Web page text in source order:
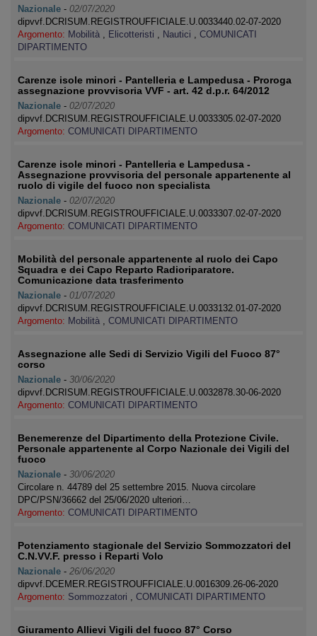
Nazionale - 02/07/2020
dipvvf.DCRISUM.REGISTROUFFICIALE.U.0033440.02-07-2020
Argomento: Mobilità , Elicotteristi , Nautici , COMUNICATI
DIPARTIMENTO
Carenze isole minori - Pantelleria e Lampedusa - Proroga
assegnazione provvisoria VVF - art. 42 d.p.r. 64/2012
Nazionale - 02/07/2020
dipvvf.DCRISUM.REGISTROUFFICIALE.U.0033305.02-07-2020
Argomento: COMUNICATI DIPARTIMENTO
Carenze isole minori - Pantelleria e Lampedusa -
Assegnazione provvisoria del personale appartenente al
ruolo di vigile del fuoco non specialista
Nazionale - 02/07/2020
dipvvf.DCRISUM.REGISTROUFFICIALE.U.0033307.02-07-2020
Argomento: COMUNICATI DIPARTIMENTO
Mobilità del personale appartenente al ruolo dei Capo
Squadra e dei Capo Reparto Radioriparatore.
Comunicazione data trasferimento
Nazionale - 01/07/2020
dipvvf.DCRISUM.REGISTROUFFICIALE.U.0033132.01-07-2020
Argomento: Mobilità , COMUNICATI DIPARTIMENTO
Assegnazione alle Sedi di Servizio Vigili del Fuoco 87°
corso
Nazionale - 30/06/2020
dipvvf.DCRISUM.REGISTROUFFICIALE.U.0032878.30-06-2020
Argomento: COMUNICATI DIPARTIMENTO
Benemerenze del Dipartimento della Protezione Civile.
Personale appartenente al Corpo Nazionale dei Vigili del
fuoco
Nazionale - 30/06/2020
Circolare n. 44789 del 25 settembre 2015. Nuova circolare
DPC/PSN/36662 del 25/06/2020 ulteriori…
Argomento: COMUNICATI DIPARTIMENTO
Potenziamento stagionale del Servizio Sommozzatori del
C.N.VV.F. presso i Reparti Volo
Nazionale - 26/06/2020
dipvvf.DCEMER.REGISTROUFFICIALE.U.0016309.26-06-2020
Argomento: Sommozzatori , COMUNICATI DIPARTIMENTO
Giuramento Allievi Vigili del fuoco 87° Corso